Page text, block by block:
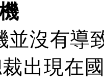
並沒有導
出現在